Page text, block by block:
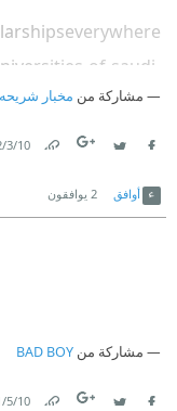
rywhere
of-saudi-
?ref=4005271
مشاركة من مخبار شريحه
10‏/3‏/2022
أوافق 2 يوافقون
مشاركة من BAD BOY
10‏/5‏/2021